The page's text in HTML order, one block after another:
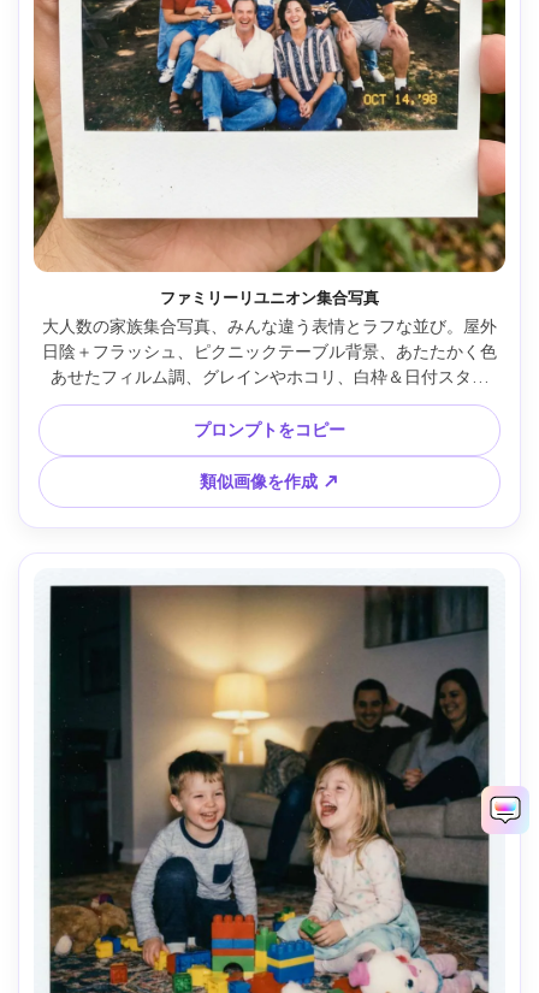
ファミリーリユニオン集合写真
大人数の家族集合写真、みんな違う表情とラフな並び。屋外
日陰＋フラッシュ、ピクニックテーブル背景、あたたかく色
あせたフィルム調、グレインやホコリ、白枠＆日付スタン
プ、リアル、Nikon D780・35mm・ワイド、シネマ風ソフト
光 --ar 4:5
プロンプトをコピー
類似画像を作成 ↗